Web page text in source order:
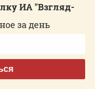
ИА "Взгляд-
за день